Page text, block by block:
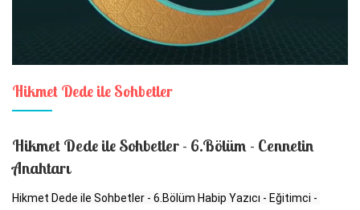
Hikmet Dede ile Sohbetler
Hikmet Dede ile Sohbetler - 6.Bölüm - Cennetin
Anahtarı
Hikmet Dede ile Sohbetler - 6.Bölüm Habip Yazıcı - Eğitimci -